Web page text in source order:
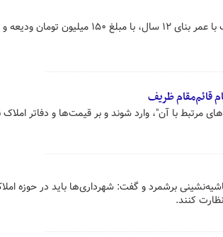
مرتبط با آن"، وارد شوند و بر قیمت‌ها و دفاتر
برشمرد و گفت: شهرداری‌ها باید در حوزه
کنند.